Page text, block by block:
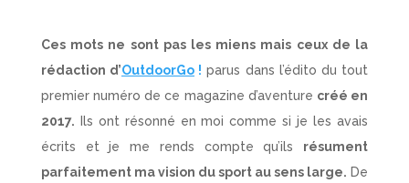
Ces mots ne sont pas les miens mais ceux de la
rédaction d’OutdoorGo ! parus dans l’édito du tout
premier numéro de ce magazine d’aventure créé en
2017. Ils ont résonné en moi comme si je les avais
écrits et je me rends compte qu’ils résument
parfaitement ma vision du sport au sens large. De